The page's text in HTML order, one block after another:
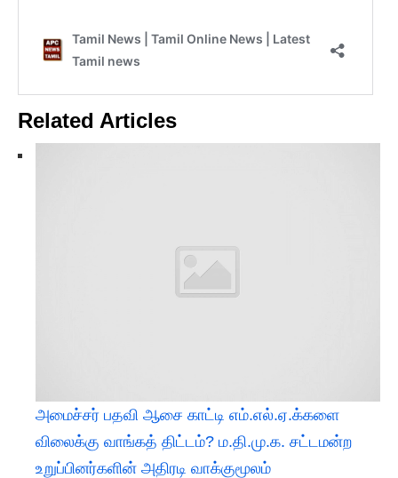
Related Articles
அமைச்சர் பதவி ஆசை காட்டி எம்.எல்.ஏ.க்களை
விலைக்கு வாங்கத் திட்டம்? ம.தி.மு.க. சட்டமன்ற
உறுப்பினர்களின் அதிரடி வாக்குமூலம்